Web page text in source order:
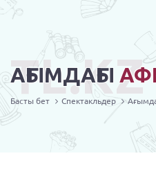
АҒЫМДАҒЫ
TL.KZ
Басты бет Спектакльдер